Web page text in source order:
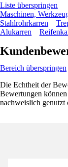
Liste überspringen
Maschinen,
Stahlrohrkarren
Alukarren
Bereich überspringen
Die Echtheit der
Bewertungen
nachweislich genutzt